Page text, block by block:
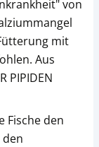
von
mit
Aus
PIPIDEN
Fische den